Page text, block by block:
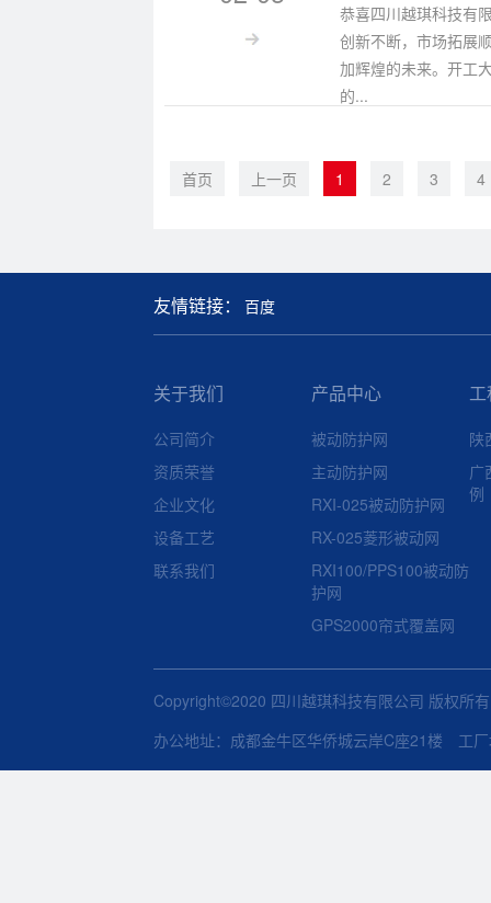
恭喜四川越琪科技有
创新不断，市场拓展
加辉煌的未来。开工
的...
首页 上一页 1 2 3 4
友情链接： 百度
关于我们
公司简介
资质荣誉
企业文化
设备工艺
联系我们
产品中心
被动防护网
主动防护网
RXI-025被动防护网
RX-025菱形被动网
RXI100/PPS100被动防
护网
GPS2000帘式覆盖网
陕
广
例
Copyright©2020 四川越琪科技有限公司 版权所
办公地址：成都金牛区华侨城云岸C座21楼 工